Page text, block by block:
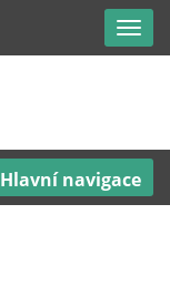
Hlavní navigace